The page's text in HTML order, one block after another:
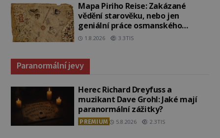
Mapa Piriho Reise: Zakázané
vědění starověku, nebo jen
geniální práce osmanského
admirála?
1.8.2026 3.3TIS
Paranormální jevy
Herec Richard Dreyfuss a
muzikant Dave Grohl: Jaké mají
paranormální zážitky?
PREMIUM 5.8.2026 2.3TIS